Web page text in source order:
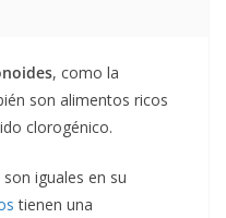
, como la
son alimentos ricos
clorogénico.
iguales en su
tienen una